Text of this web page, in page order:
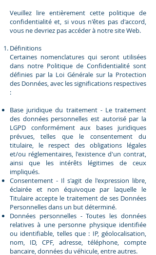
Veuillez lire entièrement cette politique de
confidentialité et, si vous n'êtes pas d'accord,
vous ne devriez pas accéder à notre site Web.
Définitions
Certaines nomenclatures qui seront utilisées
dans notre Politique de Confidentialité sont
définies par la Loi Générale sur la Protection
des Données, avec les significations respectives
:
Base juridique du traitement - Le traitement
des données personnelles est autorisé par la
LGPD conformément aux bases juridiques
prévues, telles que le consentement du
titulaire, le respect des obligations légales
et/ou réglementaires, l'existence d'un contrat,
ainsi que les intérêts légitimes de ceux
impliqués.
Consentement - Il s'agit de l'expression libre,
éclairée et non équivoque par laquelle le
Titulaire accepte le traitement de ses Données
Personnelles dans un but déterminé.
Données personnelles - Toutes les données
relatives à une personne physique identifiée
ou identifiable, telles que : IP, géolocalisation,
nom, ID, CPF, adresse, téléphone, compte
bancaire, données du véhicule, entre autres.